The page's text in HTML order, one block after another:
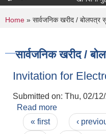
You are here
Home » सार्वजनिक खरीद / बोलपत्र
सार्वजनिक खरीद /
Invitation for
Submitted on: Thu, 02/
Read more
Pages
« first ‹